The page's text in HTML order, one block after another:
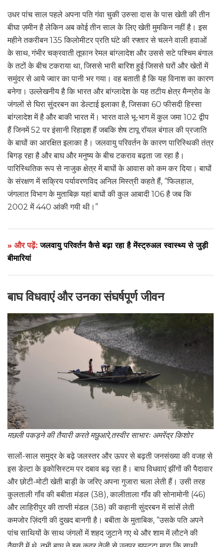
उधर पांच साल पहले अपना पति गंवा चुकी उरुसा दास के पास खेती की तीन
बीघा ज़मीन है लेकिन अब कोई तीन साल के लिए खेती मुमकिन नहीं है। इस
महीने तकरीबन 135 किलोमीटर प्रति घंटे की रफ्तार से चलने वाली हवाओं
के साथ, गंभीर चक्रवाती तूफान रेमल बांग्लादेश और उससे सटे पश्चिम बंगाल
के तटों के बीच टकराया था, जिससे भारी बारिश हुई जिससे घरों और खेतों में
समुंदर से आये ज्वार का पानी भर गया। वह बताती है कि यह विनाश का कारण
बनेगा। उल्लेखनीय है कि भारत और बांग्लादेश के यह तटीय क्षेत्र मैन्ग्रोव के
जंगलों से घिरा सुंदरबन का डेल्टाई इलाका है, जिसका 60 फीसदी हिस्सा
बांग्लादेश में है और बाकी भारत में। भारत वाले भू-भाग में कुल जमा 102 द्वीप
हैं जिनमें 52 पर इंसानी रिहाइश हैं जबकि शेष टापू रॉयल बंगाल की प्रजाति
के बाघों का आरक्षित इलाका है। जलवायु परिवर्तन के कारण पारिस्थिकी तंत्र
बिगड़ रहा है और बाघ और मनुष्य के बीच टकराव बढ़ता जा रहा है।
पारिस्थितिक रूप से नाजुक क्षेत्र में बाघों के आवास को कम कर दिया। बाघों
के संरक्षण में सक्रिय पर्यावरणविद अनिल मिस्त्री कहते हैं, “फिलहाल,
जंगलात विभाग के मुताबिक़ यहां बाघों की कुल आबादी 106 है जब कि
2002 में 440 आंकी गयी थी।”
» और पढ़ें:जलवायु परिवर्तन कैसे बढ़ा रहा है मेंस्ट्रुअल स्वास्थ्य से जुड़ी
बीमारियां
बाघ विधवाएं और उनका संघर्षपूर्ण जीवन
मछली पकड़ने की तैयारी करते मछुआरे,तस्वीर साभारः अमरेंद्र किशोर
सालों-साल समुद्र के बढ़े जलस्तर और ऊपर से बढ़ती जनसंख्या की वजह से
इस डेल्टा के इकोसिस्टम पर दबाव बढ़ रहा है। बाघ विधवाएं झींगों की पैदावार
और छोटी-मोटी खेती बाड़ी के जरिए अपना गुजारा चला लेती हैं। उसी तरह
कुलताली गॉंव की बबीता मंडल (38), कालीताला गॉंव की सोनामोनी (46)
और लाहिरीपुर की ताप्ती मंडल (38) की कहानी सुंदरबन में सांसें लेती
कमजोर ज़िंदगी की दुखद बानगी है। बबीता के मुताबिक, “उसके पति अपने
पांच साथियों के साथ जंगलों में शहद जुटाने गए थे और शाम में लौटने की